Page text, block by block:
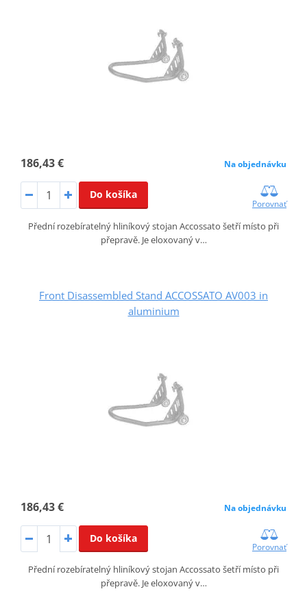
186,43 € Na objednávku
Do košíka
Porovnať
Přední rozebíratelný hliníkový stojan Accossato šetří místo při
přepravě. Je eloxovaný v…
Front Disassembled Stand ACCOSSATO AV003 in
aluminium
186,43 € Na objednávku
Do košíka
Porovnať
Přední rozebíratelný hliníkový stojan Accossato šetří místo při
přepravě. Je eloxovaný v…